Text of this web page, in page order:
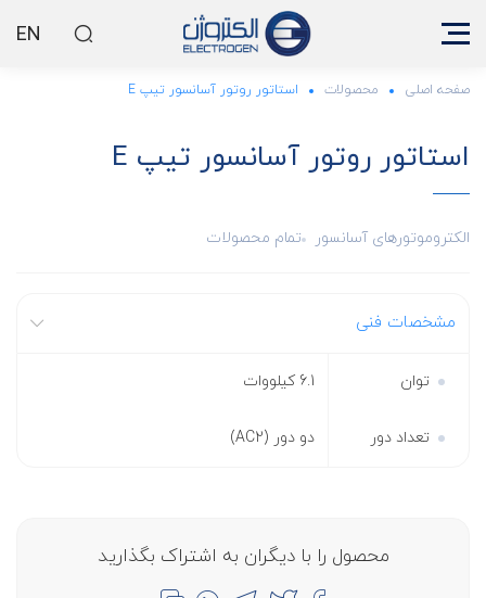
EN
صفحه اصلی محصولات استاتور روتور آسانسور تیپ E
استاتور روتور آسانسور تیپ E
الکتروموتورهای آسانسور تمام محصولات
مشخصات فنی
توان 6.1 کیلووات
تعداد دور دو دور (AC2)
محصول را با دیگران به اشتراک بگذارید